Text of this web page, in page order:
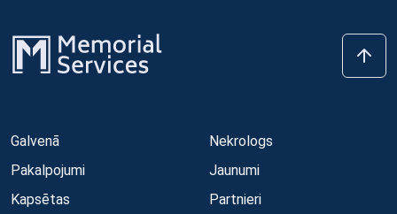
Galvenā
Pakalpojumi
Kapsētas
Nekrologs
Jaunumi
Partnieri